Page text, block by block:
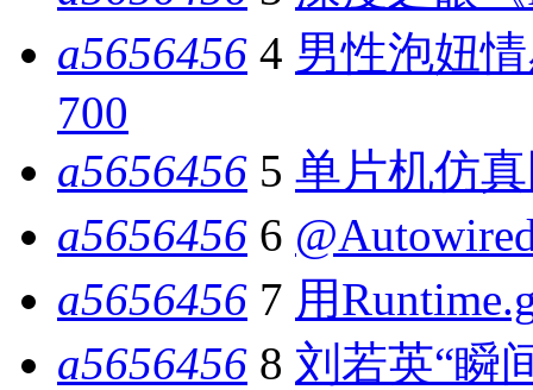
a5656456 4 男性泡妞
700
a5656456 5 单片机仿
a5656456 6
a5656456 7 用
a5656456 8 刘若英“瞬